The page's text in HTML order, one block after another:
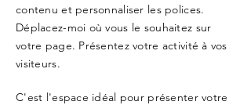
contenu et personnaliser les polices.
Déplacez-moi où vous le souhaitez sur
votre page. Présentez votre activité à vos
visiteurs.
C'est l'espace idéal pour présenter votre